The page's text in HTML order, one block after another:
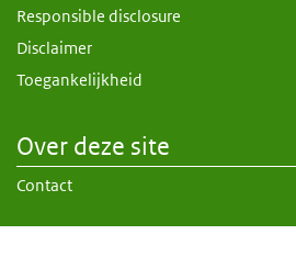
Responsible disclosure
Disclaimer
Toegankelijkheid
Over deze site
Contact